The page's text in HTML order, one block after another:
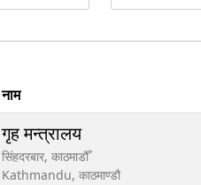
नाम
गृह मन्त्रालय
सिंहदरबार, काठमाडौँ
Kathmandu, काठमाण्डौ